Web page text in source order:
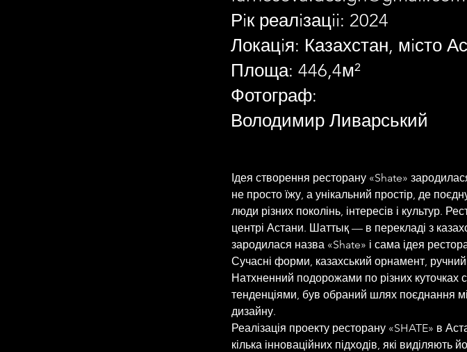
Рiк реалiзацii: 2024
Локацiя: Казахстан, мiсто
Площа: 446,4м²
Фотограф:
Володимир Ливарський
Ідея створення ресторану «Shate»
не просто їжу, а унікальний простір, де
люди різних поколінь, інтересів і культур.
центрі Астани. Шаттық — в перекладі з
зародилася назва «Shate» і сама ідея
Сучасні форми, казахський орнамент,
Натхненний подорожами по різних куточках
тенденціями, був обраний шлях поєднання
дизайну.
Реалізація проекту ресторану «SHATE» в
кілька інноваційних підходів, які виділяють